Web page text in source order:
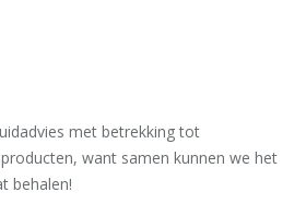
met betrekking tot
want samen kunnen we het
behalen!